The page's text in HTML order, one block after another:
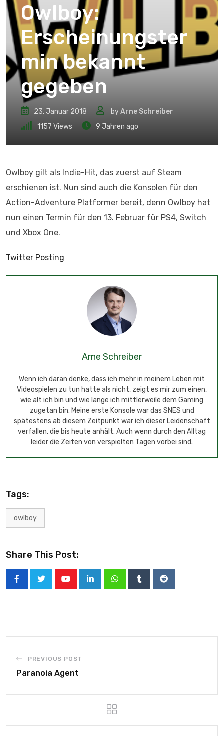
Owlboy:
Erscheinungster
min bekannt
gegeben
23. Januar 2018 byArne Schreiber
1157 Views 9 Jahren ago
Owlboy gilt als Indie-Hit, das zuerst auf Steam
erschienen ist. Nun sind auch die Konsolen für den
Action-Adventure Platformer bereit, denn Owlboy hat
nun einen Termin für den 13. Februar für PS4, Switch
und Xbox One.
Twitter Posting
Arne Schreiber
Wenn ich daran denke, dass ich mehr in meinem Leben mit
Videospielen zu tun hatte als nicht, zeigt es mir zum einen,
wie alt ich bin und wie lange ich mittlerweile dem Gaming
zugetan bin. Meine erste Konsole war das SNES und
spätestens ab diesem Zeitpunkt war ich dieser Leidenschaft
verfallen, die bis heute anhält. Auch wenn durch den Alltag
leider die Zeiten von verspielten Tagen vorbei sind.
Tags:
owlboy
Share This Post:
PREVIOUS POST
Paranoia Agent